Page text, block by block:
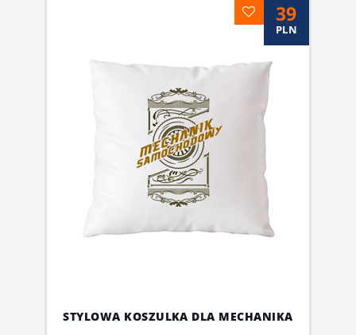
39
PLN
STYLOWA KOSZULKA DLA MECHANIKA